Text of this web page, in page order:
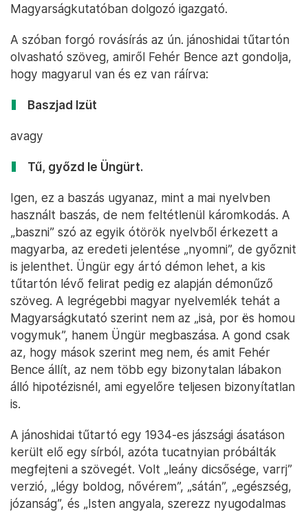
Magyarságkutatóban dolgozó igazgató.
A szóban forgó rovásírás az ún. jánoshidai tűtartón
olvasható szöveg, amiről Fehér Bence azt gondolja,
hogy magyarul van és ez van ráírva:
Baszjad Izüt
avagy
Tű, győzd le Üngürt.
Igen, ez a baszás ugyanaz, mint a mai nyelvben
használt baszás, de nem feltétlenül káromkodás. A
„baszni” szó az egyik ótörök nyelvből érkezett a
magyarba, az eredeti jelentése „nyomni”, de győznit
is jelenthet. Üngür egy ártó démon lehet, a kis
tűtartón lévő felirat pedig ez alapján démonűző
szöveg. A legrégebbi magyar nyelvemlék tehát a
Magyarságkutató szerint nem az „isȧ, por ës homou
vogymuk”, hanem Üngür megbaszása. A gond csak
az, hogy mások szerint meg nem, és amit Fehér
Bence állít, az nem több egy bizonytalan lábakon
álló hipotézisnél, ami egyelőre teljesen bizonyítatlan
is.
A jánoshidai tűtartó egy 1934-es jászsági ásatáson
került elő egy sírból, azóta tucatnyian próbálták
megfejteni a szövegét. Volt „leány dicsősége, varrj”
verzió, „légy boldog, nővérem”, „sátán”, „egészség,
józanság”, és „Isten angyala, szerezz nyugodalmas